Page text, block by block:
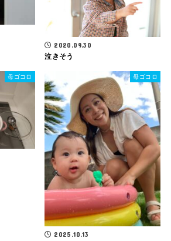
2020.09.30
泣きそう
母ゴコロ 母ゴコロ
2025.10.13